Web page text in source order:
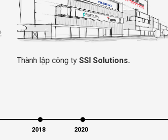
Thành lập công ty SSI Solutions.
2018 2020